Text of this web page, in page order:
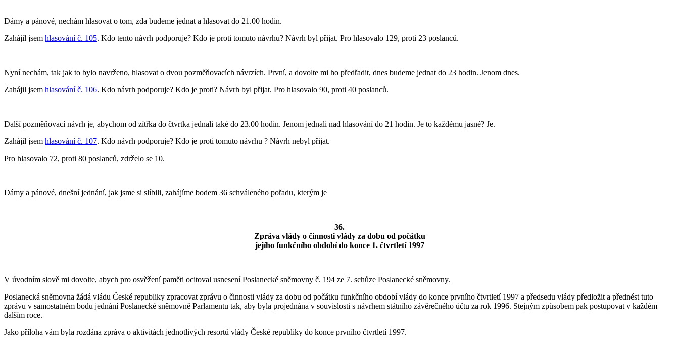
Dámy a pánové, nechám hlasovat o tom, zda budeme jednat a hlasovat do 21.00 hodin.
Zahájil jsem hlasování č. 105. Kdo tento návrh podporuje? Kdo je proti tomuto návrhu? Návrh byl přijat. Pro hlasovalo 129, proti 23 poslanců.
Nyní nechám, tak jak to bylo navrženo, hlasovat o dvou pozměňovacích návrzích. První, a dovolte mi ho předřadit, dnes budeme jednat do 23 hodin. Jenom dnes.
Zahájil jsem hlasování č. 106. Kdo návrh podporuje? Kdo je proti? Návrh byl přijat. Pro hlasovalo 90, proti 40 poslanců.
Další pozměňovací návrh je, abychom od zítřka do čtvrtka jednali také do 23.00 hodin. Jenom jednali nad hlasování do 21 hodin. Je to každému jasné? Je.
Zahájil jsem hlasování č. 107. Kdo návrh podporuje? Kdo je proti tomuto návrhu ? Návrh nebyl přijat.
Pro hlasovalo 72, proti 80 poslanců, zdrželo se 10.
Dámy a pánové, dnešní jednání, jak jsme si slíbili, zahájíme bodem 36 schváleného pořadu, kterým je
36.
Zpráva vlády o činnosti vlády za dobu od počátku
jejího funkčního období do konce 1. čtvrtletí 1997
V úvodním slově mi dovolte, abych pro osvěžení paměti ocitoval usnesení Poslanecké sněmovny č. 194 ze 7. schůze Poslanecké sněmovny.
Poslanecká sněmovna žádá vládu České republiky zpracovat zprávu o činnosti vlády za dobu od počátku funkčního období vlády do konce prvního čtvrtletí 1997 a předsedu vlády předložit a přednést tuto
zprávu v samostatném bodu jednání Poslanecké sněmovně Parlamentu tak, aby byla projednána v souvislosti s návrhem státního závěrečného účtu za rok 1996. Stejným způsobem pak postupovat v každém
dalším roce.
Jako příloha vám byla rozdána zpráva o aktivitách jednotlivých resortů vlády České republiky do konce prvního čtvrtletí 1997.